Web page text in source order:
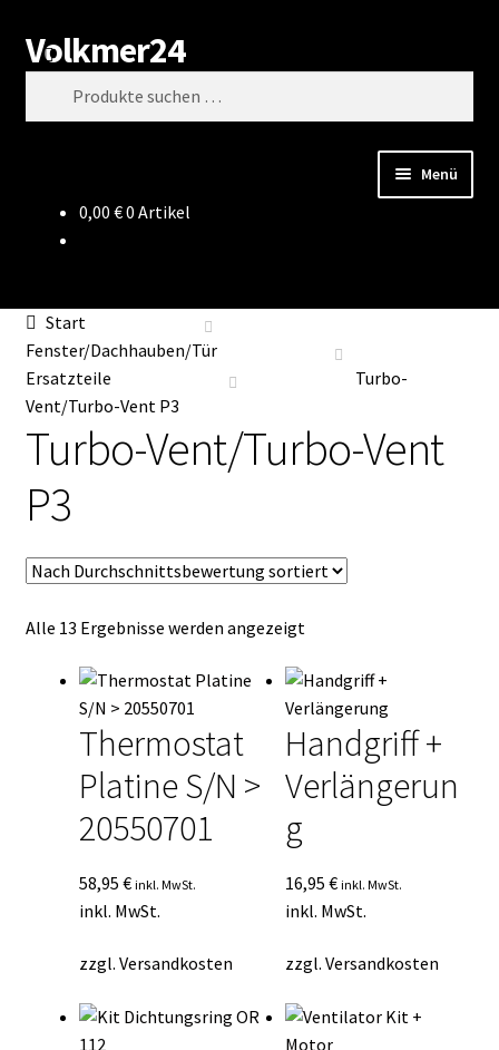
Zur
Navigation
springen
Zum
Inhalt
springen
Volkmer24
Suchen
Menü
Impressum
Datenschutz
Impressum
Kasse
Mein Konto
Mein Konto
Vertrag widerrufen
Warenkorb
0,00 €0 Artikel
Start
Fenster/Dachhauben/Tür
Ersatzteile
Turbo-
Vent/Turbo-Vent P3
Turbo-Vent/Turbo-Vent
P3
Alle 13 Ergebnisse werden angezeigtNach
sortiert
Thermostat
Platine S/N >
20550701
58,95 € inkl. MwSt.
inkl. MwSt.
zzgl. Versandkosten
Handgriff +
Verlängerun
g
16,95€ inkl. MwSt.
inkl. MwSt.
zzgl.Versandkosten